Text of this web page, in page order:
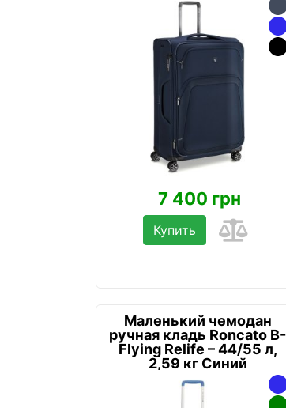
7 400 грн
Купить
Маленький чемодан
ручная кладь Roncato B-
Flying Relife – 44/55 л,
2,59 кг Синий